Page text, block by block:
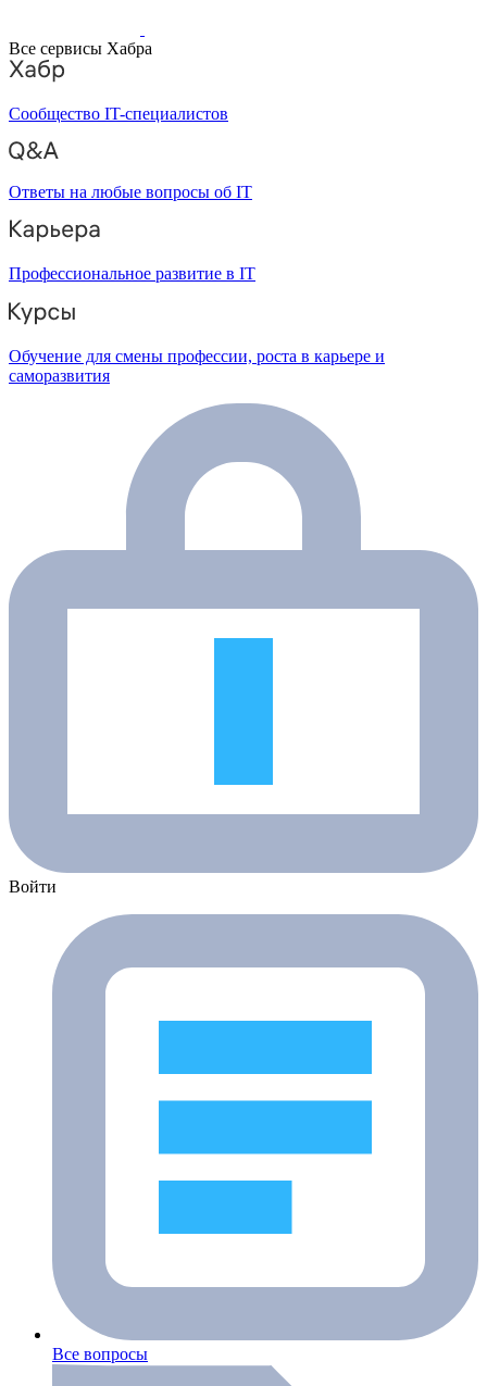
Все сервисы Хабра
Сообщество IT-специалистов
Ответы на любые вопросы об IT
Профессиональное развитие в IT
Обучение для смены профессии, роста в карьере и
саморазвития
Войти
Все вопросы